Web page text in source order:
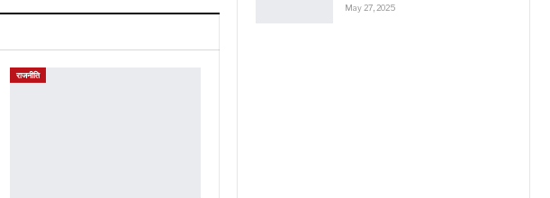
राजनीति
May 27, 2025